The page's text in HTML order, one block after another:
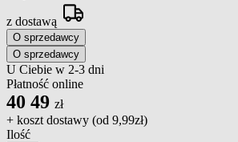
z dostawą
O sprzedawcy
O sprzedawcy
U Ciebie w 2-3 dni
Płatność online
40 49 zł
+ koszt dostawy (od 9,99zł)
Ilość